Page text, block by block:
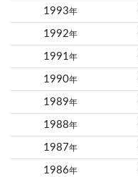
1993年
1992年
1991年
1990年
1989年
1988年
1987年
1986年